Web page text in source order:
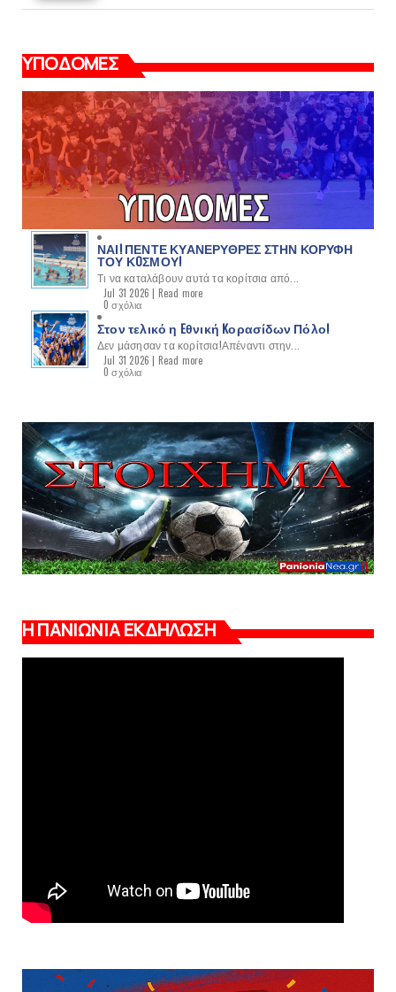
ΥΠΟΔΟΜΕΣ
ΝΑΙ! ΠΕΝΤΕ ΚΥΑΝΕΡΥΘΡΕΣ ΣΤΗΝ ΚΟΡΥΦΗ
ΤΟΥ ΚOΣΜΟΥ!
Τι να καταλάβουν αυτά τα κορίτσια από...
Jul 31 2026 | Read more
0 σχόλια
Στον τελικό η Eθνική Kορασίδων Πόλο!
Δεν μάσησαν τα κορίτσια!Απέναντι στην...
Jul 31 2026 | Read more
0 σχόλια
Η ΠΑΝΙΩΝΙΑ ΕΚΔΗΛΩΣΗ